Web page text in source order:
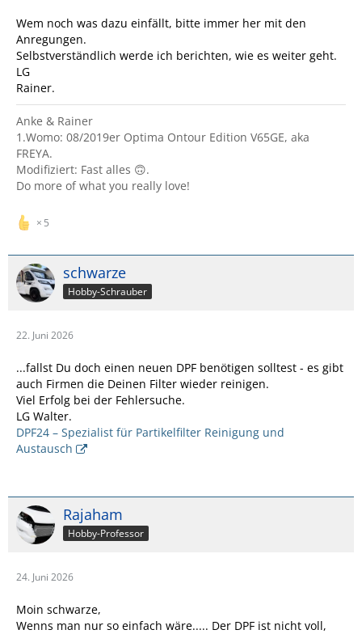
Wem noch was dazu einfällt, bitte immer her mit den
Anregungen.
Selbstverständlich werde ich berichten, wie es weiter geht.
LG
Rainer.
Anke & Rainer
1.Womo: 08/2019er Optima Ontour Edition V65GE, aka
FREYA.
Modifiziert: Fast alles 🙃.
Do more of what you really love!
5
schwarze
Hobby-Schrauber
22. Juni 2026
...fallst Du doch einen neuen DPF benötigen solltest - es gibt
auch Firmen die Deinen Filter wieder reinigen.
Viel Erfolg bei der Fehlersuche.
LG Walter.
DPF24 – Spezialist für Partikelfilter Reinigung und
Austausch
Rajaham
Hobby-Professor
24. Juni 2026
Moin schwarze,
Wenns man nur so einfach wäre..... Der DPF ist nicht voll,